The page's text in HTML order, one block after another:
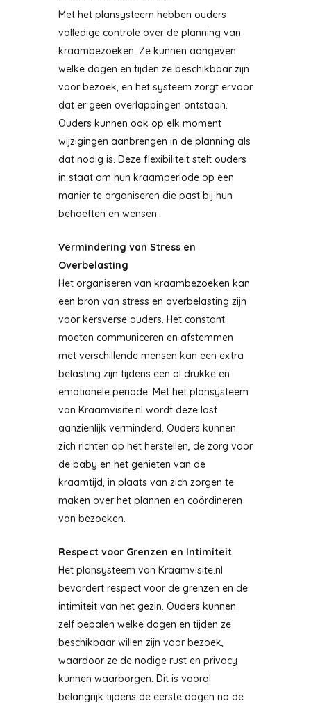
Met het plansysteem hebben ouders
volledige controle over de planning van
kraambezoeken. Ze kunnen aangeven
welke dagen en tijden ze beschikbaar zijn
voor bezoek, en het systeem zorgt ervoor
dat er geen overlappingen ontstaan.
Ouders kunnen ook op elk moment
wijzigingen aanbrengen in de planning als
dat nodig is. Deze flexibiliteit stelt ouders
in staat om hun kraamperiode op een
manier te organiseren die past bij hun
behoeften en wensen.
Vermindering van Stress en
Overbelasting
Het organiseren van kraambezoeken kan
een bron van stress en overbelasting zijn
voor kersverse ouders. Het constant
moeten communiceren en afstemmen
met verschillende mensen kan een extra
belasting zijn tijdens een al drukke en
emotionele periode. Met het plansysteem
van Kraamvisite.nl wordt deze last
aanzienlijk verminderd. Ouders kunnen
zich richten op het herstellen, de zorg voor
de baby en het genieten van de
kraamtijd, in plaats van zich zorgen te
maken over het plannen en coördineren
van bezoeken.
Respect voor Grenzen en Intimiteit
Het plansysteem van Kraamvisite.nl
bevordert respect voor de grenzen en de
intimiteit van het gezin. Ouders kunnen
zelf bepalen welke dagen en tijden ze
beschikbaar willen zijn voor bezoek,
waardoor ze de nodige rust en privacy
kunnen waarborgen. Dit is vooral
belangrijk tijdens de eerste dagen na de